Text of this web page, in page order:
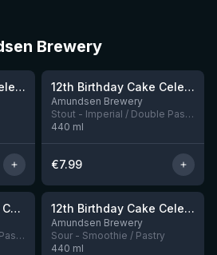
Brewery
812th Birthday Cake Celebration: Raspberry, Banana, Vanilla Ice Cream Nog 312th Birthday Cake Celebration: Chocolate, Vanilla & Peanutbutter Cup Stout
Amundsen Brewery
Stout - Imperial / Double Pastry
440 ml
€7.99
1
Salted Caramel Choc Chip Cookie
Stout - Imperial / Double Pastry
★ 3.87
12th Birthday Cake Celebration: Triple Threat, Blueberry, Strawberry & Peach Iced Cream
Amundsen Brewery
Sour - Smoothie / Pastry
440 ml